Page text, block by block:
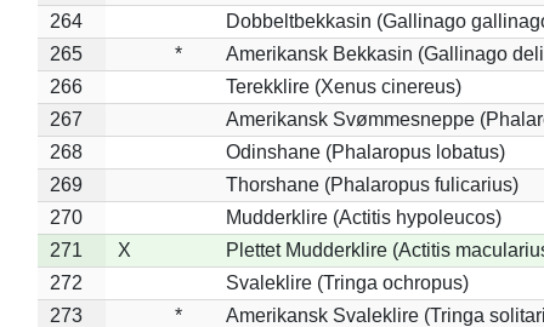
264
Dobbeltbekkasin (Gallinago
265
*
Amerikansk Bekkasin (Gallinago
266
Terekklire (Xenus cinereus)
267
Amerikansk Svømmesneppe
268
Odinshane (Phalaropus lobatus)
269
Thorshane (Phalaropus fulicarius)
270
Mudderklire (Actitis hypoleucos)
271
X
Plettet Mudderklire (Actitis
272
Svaleklire (Tringa ochropus)
273
*
Amerikansk Svaleklire (Tringa